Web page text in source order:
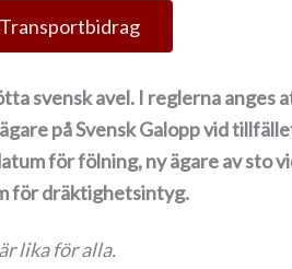
svensk avel. I reglerna anges
på Svensk Galopp vid
för fölning, ny ägare av sto
för dräktighetsintyg.
lika för alla.